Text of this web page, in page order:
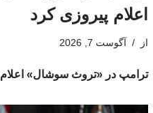
اعلام پیروزی کرد
از آگوست 7, 2026
ترامپ در «تروث سوشال» اعلام